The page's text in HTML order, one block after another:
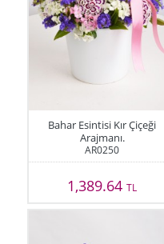
Bahar Esintisi Kır Çiçeği
Arajmanı.
AR0250
1,389.64TL